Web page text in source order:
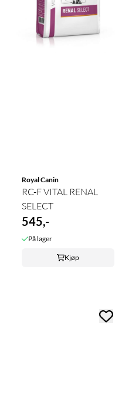
Royal Canin
RC-F VITAL RENAL
SELECT
545,-
På lager
Kjøp